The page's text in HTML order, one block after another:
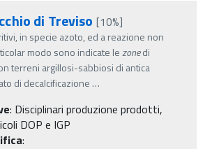
di Treviso [10%]
in specie azoto, ed a reazione non
modo sono indicate lezonedi
terreni argillosi-sabbiosi di antica
di decalcificazione …
: Disciplinari produzione prodotti,
DOP e IGP
: